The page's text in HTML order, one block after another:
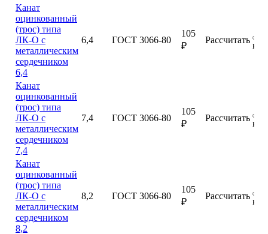
Канат
оцинкованный
(трос) типа
ЛК-О с
металлическим
сердечником
6,4
6,4 ГОСТ 3066-80
105
₽
Рассчитать
Канат
оцинкованный
(трос) типа
ЛК-О с
металлическим
сердечником
7,4
7,4 ГОСТ 3066-80
105
₽
Рассчитать
Канат
оцинкованный
(трос) типа
ЛК-О с
металлическим
сердечником
8,2
8,2 ГОСТ 3066-80
105
₽
Рассчитать